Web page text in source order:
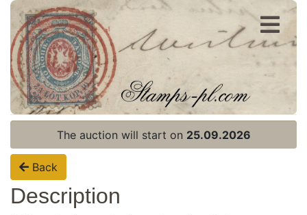
Register
Login
The auction will start on 25.09.2026
Back
Description